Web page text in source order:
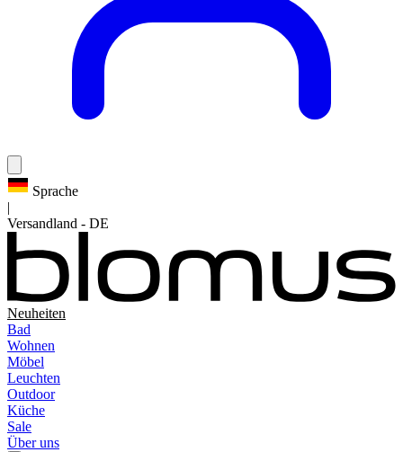
Sprache
|
Versandland - DE
Neuheiten
Bad
Wohnen
Möbel
Leuchten
Outdoor
Küche
Sale
Über uns